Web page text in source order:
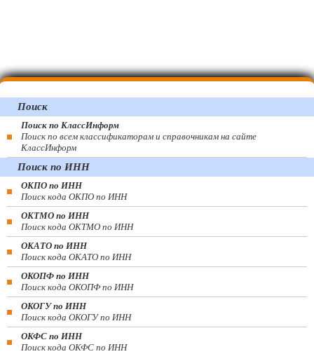
Поиск
Поиск по КлассИнформ
Поиск по всем классификаторам и справочникам на сайте
КлассИнформ
Поиск по ИНН
ОКПО по ИНН
Поиск кода ОКПО по ИНН
ОКТМО по ИНН
Поиск кода ОКТМО по ИНН
ОКАТО по ИНН
Поиск кода ОКАТО по ИНН
ОКОПФ по ИНН
Поиск кода ОКОПФ по ИНН
ОКОГУ по ИНН
Поиск кода ОКОГУ по ИНН
ОКФС по ИНН
Поиск кода ОКФС по ИНН